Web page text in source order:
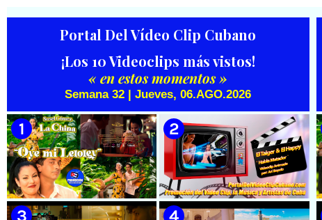
Portal Del Vídeo Clip Cubano
¡Los 10 Videoclips más vistos!
« en estos momentos »
Semana 32 | Jueves, 06.AGO.2026